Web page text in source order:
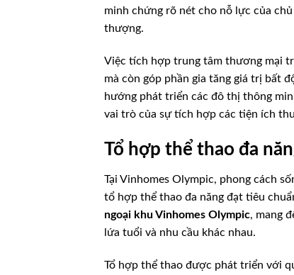
minh chứng rõ nét cho nỗ lực của
thượng.
Việc tích hợp trung tâm thương mại
mà còn góp phần gia tăng giá trị bất
hướng phát triển các đô thị thông
vai trò của sự tích hợp các tiện ích
Tổ hợp thể thao đa
Tại Vinhomes Olympic, phong cách
tổ hợp thể thao đa năng đạt tiêu
ngoại khu Vinhomes Olympic, mang
lứa tuổi và nhu cầu khác nhau.
Tổ hợp thể thao được phát triển với